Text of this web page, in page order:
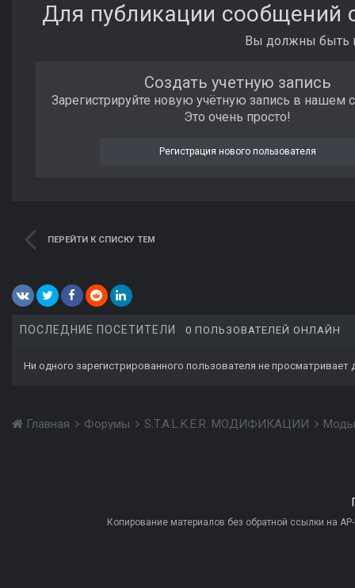
Для публикации сообщений
Вы должны быть
Создать учетную запись
Зарегистрируйте новую учётную запись в нашем
Это очень просто!
Регистрация нового пользователя
ПЕРЕЙТИ К СПИСКУ ТЕМ
ПОСЛЕДНИЕ ПОСЕТИТЕЛИ 0 ПОЛЬЗОВАТЕЛЕЙ ОНЛАЙН
Ни одного зарегистрированного пользователя не просматривает
Главная Форумы S.T.A.L.K.E.R. МОДИФИКАЦИИ
Копирование материалов без обратной ссылки на